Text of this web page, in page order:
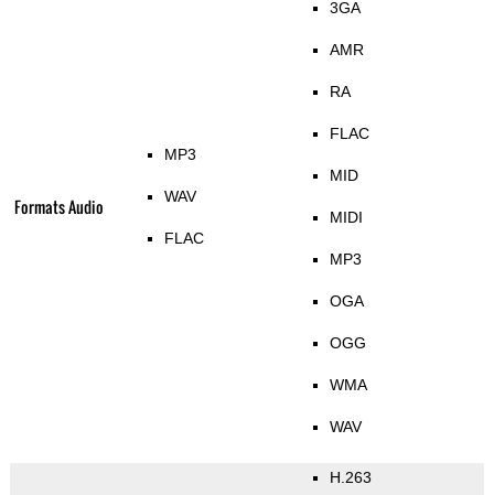
Formats Audio
MP3
WAV
FLAC
3GA
AMR
RA
FLAC
MID
MIDI
MP3
OGA
OGG
WMA
WAV
H.263